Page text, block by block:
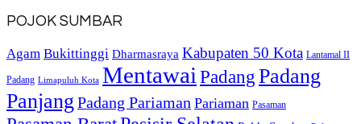
POJOK SUMBAR
Agam Bukittinggi Dharmasraya Kabupaten 50 Kota Lantamal II
Padang Limapuluh Kota Mentawai PadangPadang
Panjang Padang Pariaman Pariaman Pasaman